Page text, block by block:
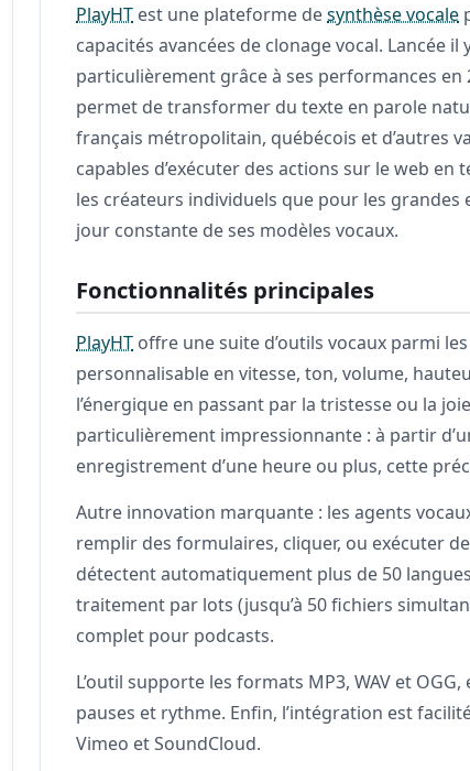
PlayHT est une plateforme desynthèse vocale
capacités avancées de clonage vocal. Lancée
particulièrement grâce à ses performances en
permet de transformer du texte en parole
français métropolitain, québécois et d’autres
capables d’exécuter des actions sur le web
les créateurs individuels que pour les
jour constante de ses modèles vocaux.
Fonctionnalités principales
PlayHT offre une suite d’outils vocaux parmi
personnalisable en vitesse, ton, volume,
l’énergique en passant par la tristesse ou la
particulièrement impressionnante : à partir
enregistrement d’une heure ou plus, cette
Autre innovation marquante : les agents
remplir des formulaires, cliquer, ou exécuter
détectent automatiquement plus de 50
traitement par lots (jusqu’à 50 fichiers
complet pour podcasts.
L’outil supporte les formats MP3, WAV et
pauses et rythme. Enfin, l’intégration est
Vimeo et SoundCloud.